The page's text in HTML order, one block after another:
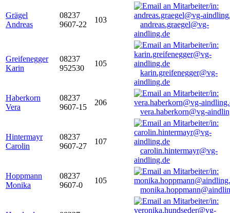
Grägel
Andreas
08237
9607-22
103
andreas.graegel@vg-
aindling.de
Greifenegger
Karin
08237
952530
105
karin.greifenegger@vg-
aindling.de
Haberkorn
Vera
08237
9607-15
206
vera.haberkorn@vg-
Hintermayr
Carolin
08237
9607-27
107
carolin.hintermayr@vg-
aindling.de
Hoppmann
Monika
08237
9607-0
105